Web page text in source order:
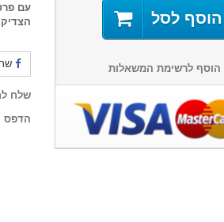
עם
שלח
הדפס
הוסף לסל
הוסף לרשימת המשאלות